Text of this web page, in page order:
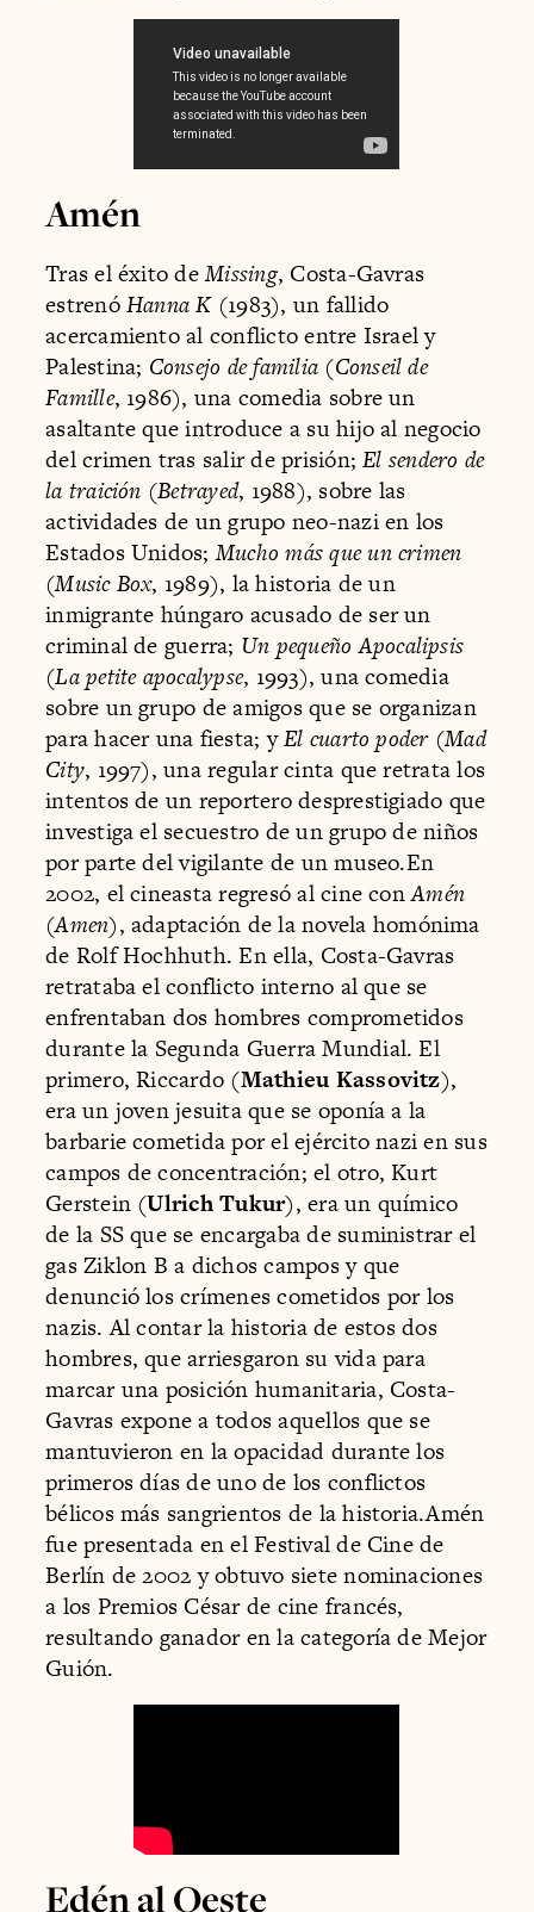
Amén
Tras el éxito deMissing, Costa-Gavras
estrenóHanna K(1983), un fallido
acercamiento al conflicto entre Israel y
Palestina; Consejo de familia (Conseil de
Famille, 1986), una comedia sobre un
asaltante que introduce a su hijo al negocio
del crimen tras salir de prisión;El sendero de
la traición (Betrayed, 1988), sobre las
actividades de un grupo neo-nazi en los
Estados Unidos;Mucho más que un crimen
(Music Box, 1989), la historia de un
inmigrante húngaro acusado de ser un
criminal de guerra; Un pequeño Apocalipsis
(La petite apocalypse, 1993), una comedia
sobre un grupo de amigos que se organizan
para hacer una fiesta; yEl cuarto poder(Mad
City, 1997), una regular cinta que retrata los
intentos de un reportero desprestigiado que
investiga el secuestro de un grupo de niños
por parte del vigilante de un museo.En
2002, el cineasta regresó al cine conAmén
(Amen), adaptación de la novela homónima
de Rolf Hochhuth. En ella, Costa-Gavras
retrataba el conflicto interno al que se
enfrentaban dos hombres comprometidos
durante la Segunda Guerra Mundial. El
primero, Riccardo (Mathieu Kassovitz),
era un joven jesuita que se oponía a la
barbarie cometida por el ejército nazi en sus
campos de concentración; el otro, Kurt
Gerstein (Ulrich Tukur), era un químico
de la SS que se encargaba de suministrar el
gas Ziklon B a dichos campos y que
denunció los crímenes cometidos por los
nazis. Al contar la historia de estos dos
hombres, que arriesgaron su vida para
marcar una posición humanitaria, Costa-
Gavras expone a todos aquellos que se
mantuvieron en la opacidad durante los
primeros días de uno de los conflictos
bélicos más sangrientos de la historia.Amén
fue presentada en el Festival de Cine de
Berlín de 2002 y obtuvo siete nominaciones
a los Premios César de cine francés,
resultando ganador en la categoría de Mejor
Guión.
Edén al Oeste